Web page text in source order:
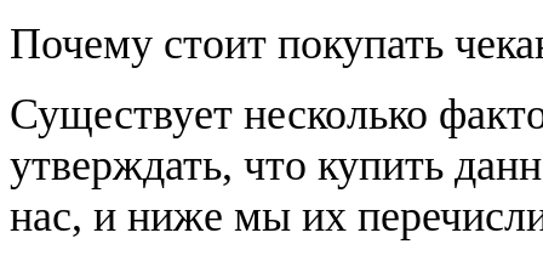
Почему стоит покупать
Существует несколько
утверждать, что купить
нас, и ниже мы их